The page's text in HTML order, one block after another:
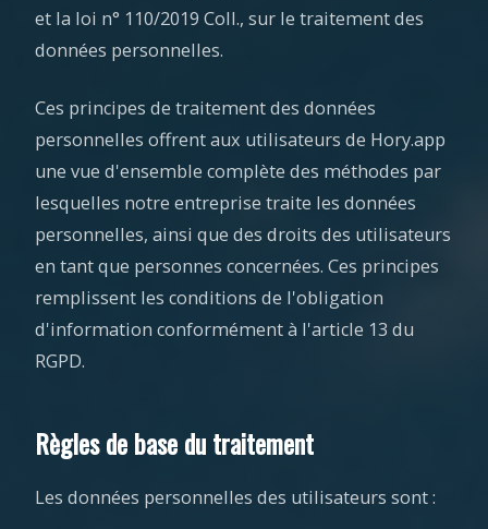
et la loi n° 110/2019 Coll., sur le traitement des
données personnelles.
Ces principes de traitement des données
personnelles offrent aux utilisateurs de Hory.app
une vue d'ensemble complète des méthodes par
lesquelles notre entreprise traite les données
personnelles, ainsi que des droits des utilisateurs
en tant que personnes concernées. Ces principes
remplissent les conditions de l'obligation
d'information conformément à l'article 13 du
RGPD.
Règles de base du traitement
Les données personnelles des utilisateurs sont :